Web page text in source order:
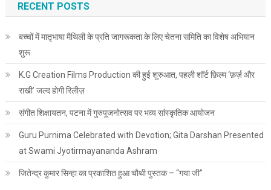
RECENT POSTS
बच्चों में मातृभाषा मैथिली के प्रति जागरूकता के लिए चेतना समिति का विशेष अभियान
शुरू
K.G Creation Films Production की हुई शुरुआत, पहली शॉर्ट फ़िल्म ‘फ़र्ज़ और
राखी’ जल्द होगी रिलीज़
संगीत शिक्षायतन, पटना में गुरुपूजनोत्सव पर भव्य सांस्कृतिक आयोजन
Guru Purnima Celebrated with Devotion; Gita Darshan Presented
at Swami Jyotirmayananda Ashram
जितेन्द्र कुमार सिन्हा का प्रकाशित हुआ चौथी पुस्तक – “गया जी”